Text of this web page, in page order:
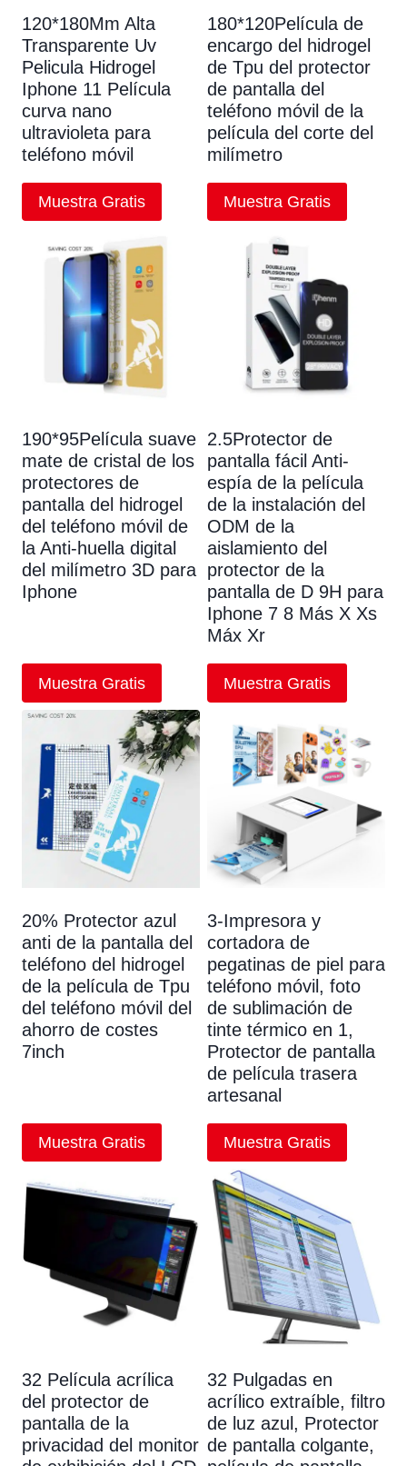
120*180Mm Alta
Transparente Uv
Pelicula Hidrogel
Iphone 11 Película
curva nano
ultravioleta para
teléfono móvil
Muestra Gratis
180*120Película de
encargo del hidrogel
de Tpu del protector
de pantalla del
teléfono móvil de la
película del corte del
milímetro
Muestra Gratis
190*95Película suave
mate de cristal de los
protectores de
pantalla del hidrogel
del teléfono móvil de
la Anti-huella digital
del milímetro 3D para
Iphone
Muestra Gratis
2.5Protector de
pantalla fácil Anti-
espía de la película
de la instalación del
ODM de la
aislamiento del
protector de la
pantalla de D 9H para
Iphone 7 8 Más X Xs
Máx Xr
Muestra Gratis
20% Protector azul
anti de la pantalla del
teléfono del hidrogel
de la película de Tpu
del teléfono móvil del
ahorro de costes
7inch
Muestra Gratis
3-Impresora y
cortadora de
pegatinas de piel para
teléfono móvil, foto
de sublimación de
tinte térmico en 1,
Protector de pantalla
de película trasera
artesanal
Muestra Gratis
32 Película acrílica
del protector de
pantalla de la
privacidad del monitor
32 Pulgadas en
acrílico extraíble, filtro
de luz azul, Protector
de pantalla colgante,